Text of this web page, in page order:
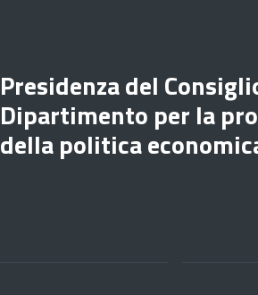
Presidenza del
Dipartimento per la
della politica